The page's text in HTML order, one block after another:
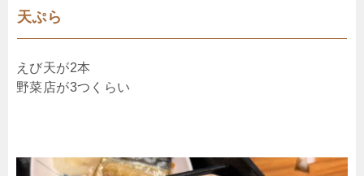
天ぷら
えび天が2本
野菜店が3つくらい